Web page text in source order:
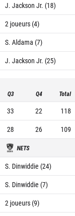
J. Jackson Jr. (18)
2 joueurs (4)
S. Aldama (7)
J. Jackson Jr. (25)
Q3 Q4 Total
33 22
118
28 26 109
NETS
S. Dinwiddie (24)
S. Dinwiddie (7)
2 joueurs (9)